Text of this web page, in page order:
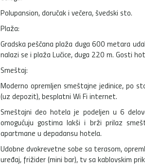
Polupansion, doručak i večera, švedski sto.
Plaža:
Gradska peščana plaža duga 600 metara
nalazi se i plaža Lučice, duga 220 m. Gosti
Smeštaj:
Moderno opremljen smeštajne jedinice, po
(uz depozit), besplatni Wi Fi internet.
Smeštajni deo hotela je podeljen u 6
omogućuju gostima lakši i brži prilaz
apartmane u depadansu hotela.
Udobne dvokrevetne sobe sa terasom,
uređaj, frižider (mini bar), tv sa kablovskim